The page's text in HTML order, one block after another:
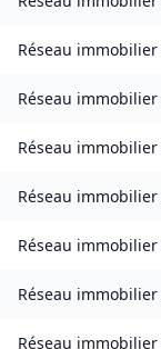
Réseau immobilier
Réseau immobilier
Réseau immobilier
Réseau immobilier
Réseau immobilier
Réseau immobilier
Réseau immobilier